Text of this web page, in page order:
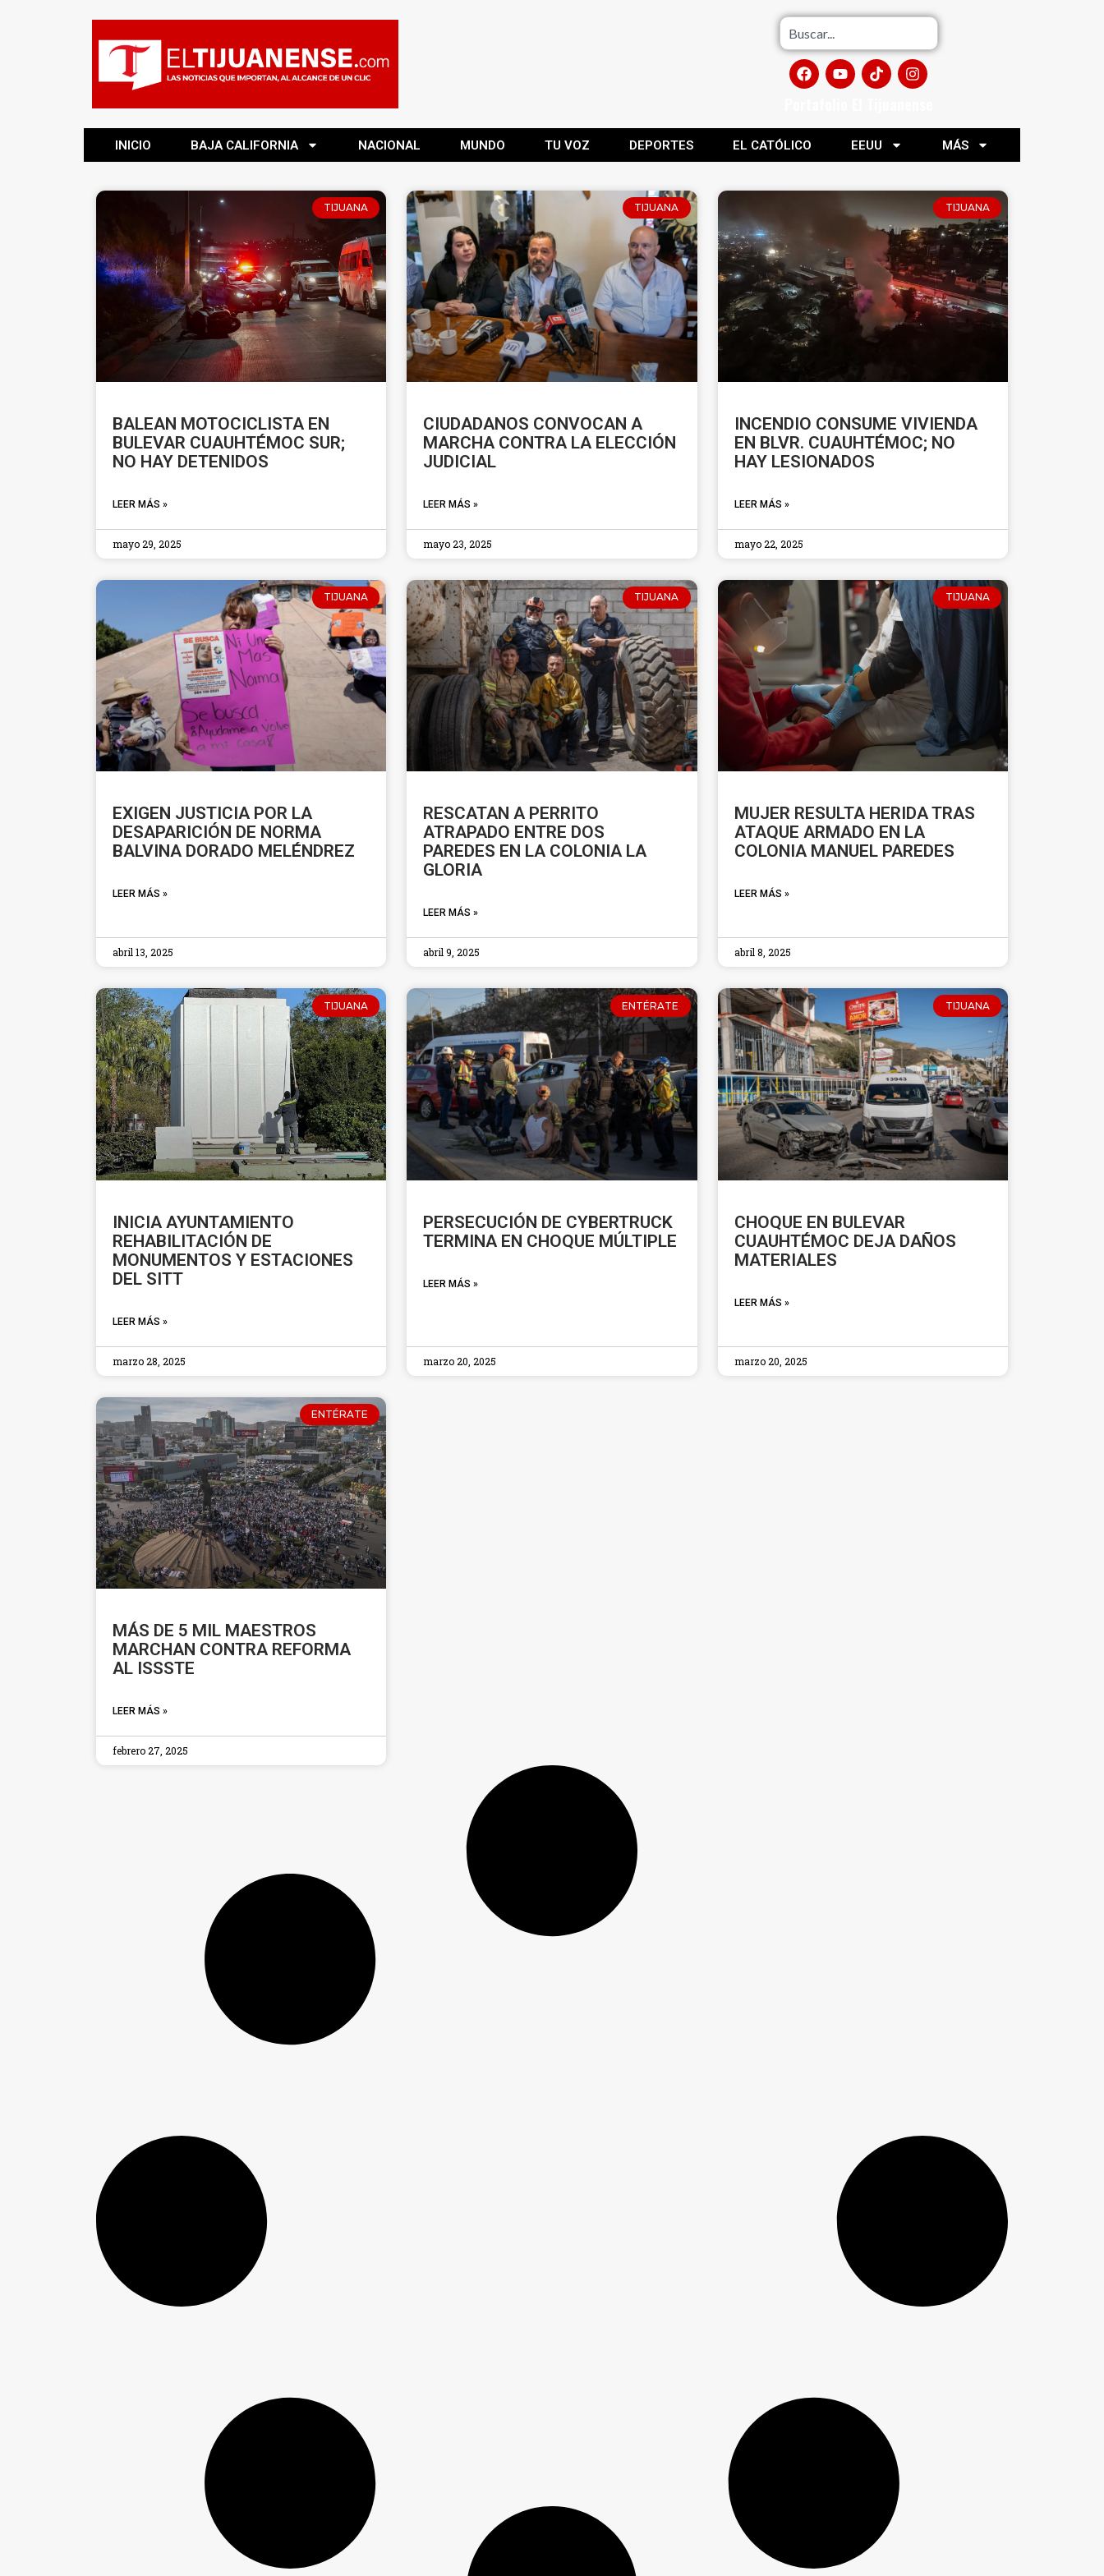
INICIO BAJA CALIFORNIA NACIONAL MUNDO TU VOZ DEPORTES EL CATÓLICO EEUU MÁS
TIJUANA
BALEAN MOTOCICLISTA EN
BULEVAR CUAUHTÉMOC SUR;
NO HAY DETENIDOS
LEER MÁS »
mayo 29, 2025
TIJUANA
CIUDADANOS CONVOCAN A
MARCHA CONTRA LA ELECCIÓN
JUDICIAL
LEER MÁS »
mayo 23, 2025
TIJUANA
INCENDIO CONSUME VIVIENDA
EN BLVR. CUAUHTÉMOC; NO
HAY LESIONADOS
LEER MÁS »
mayo 22, 2025
TIJUANA
EXIGEN JUSTICIA POR LA
DESAPARICIÓN DE NORMA
BALVINA DORADO MELÉNDREZ
LEER MÁS »
abril 13, 2025
TIJUANA
RESCATAN A PERRITO
ATRAPADO ENTRE DOS
PAREDES EN LA COLONIA LA
GLORIA
LEER MÁS »
abril 9, 2025
TIJUANA
MUJER RESULTA HERIDA TRAS
ATAQUE ARMADO EN LA
COLONIA MANUEL PAREDES
LEER MÁS »
abril 8, 2025
TIJUANA
INICIA AYUNTAMIENTO
REHABILITACIÓN DE
MONUMENTOS Y ESTACIONES
DEL SITT
LEER MÁS »
marzo 28, 2025
ENTÉRATE
PERSECUCIÓN DE CYBERTRUCK
TERMINA EN CHOQUE MÚLTIPLE
LEER MÁS »
marzo 20, 2025
TIJUANA
CHOQUE EN BULEVAR
CUAUHTÉMOC DEJA DAÑOS
MATERIALES
LEER MÁS »
marzo 20, 2025
ENTÉRATE
MÁS DE 5 MIL MAESTROS
MARCHAN CONTRA REFORMA
AL ISSSTE
LEER MÁS »
febrero 27, 2025